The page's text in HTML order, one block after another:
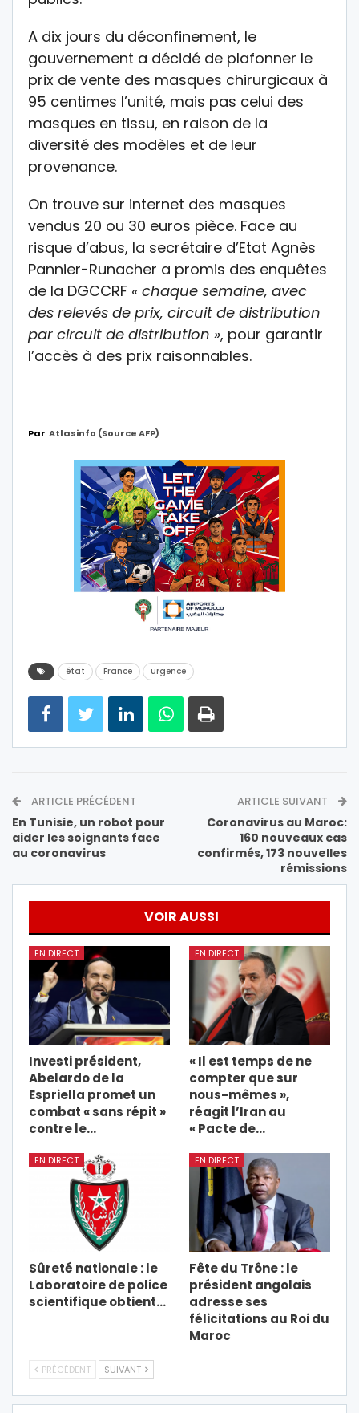
A dix jours du déconfinement, le
gouvernement a décidé de plafonner le
prix de vente des masques chirurgicaux à
95 centimes l’unité, mais pas celui des
masques en tissu, en raison de la
diversité des modèles et de leur
provenance.
On trouve sur internet des masques
vendus 20 ou 30 euros pièce. Face au
risque d’abus, la secrétaire d’Etat Agnès
Pannier-Runacher a promis des enquêtes
de la DGCCRF « chaque semaine, avec
des relevés de prix, circuit de distribution
par circuit de distribution », pour garantir
l’accès à des prix raisonnables.
Par Atlasinfo (source AFP)
état France urgence
ARTICLE PRÉCÉDENT
En Tunisie, un robot pour
aider les soignants face
au coronavirus
ARTICLE SUIVANT
Coronavirus au Maroc:
160 nouveaux cas
confirmés, 173 nouvelles
rémissions
VOIR AUSSI
EN DIRECT
Investi président,
Abelardo de la
Espriella promet un
combat « sans répit »
contre le…
EN DIRECT
« Il est temps de ne
compter que sur
nous-mêmes »,
réagit l’Iran au
« Pacte de…
EN DIRECT
Sûreté nationale : le
Laboratoire de police
scientifique obtient…
EN DIRECT
Fête du Trône : le
président angolais
adresse ses
félicitations au Roi du
Maroc
PRÉCÉDENT SUIVANT